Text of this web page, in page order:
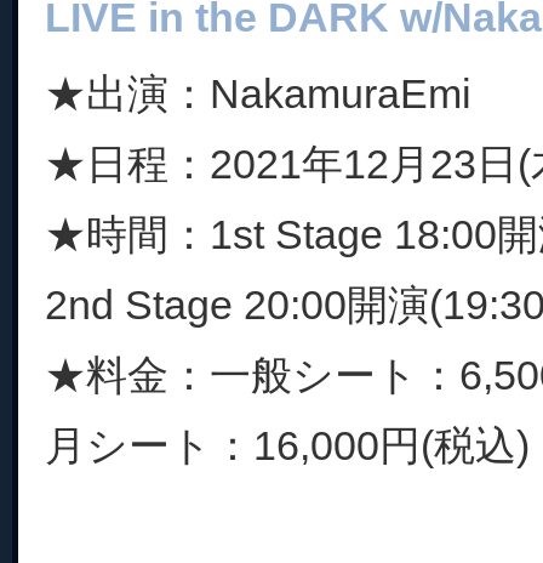
LIVE in the DARK w/
★出演：NakamuraEmi
★日程：2021年12月23日(
★時間：1st Stage 18:00
2nd Stage 20:00開演
★料金：一般シート：
月シート：16,000円(税込